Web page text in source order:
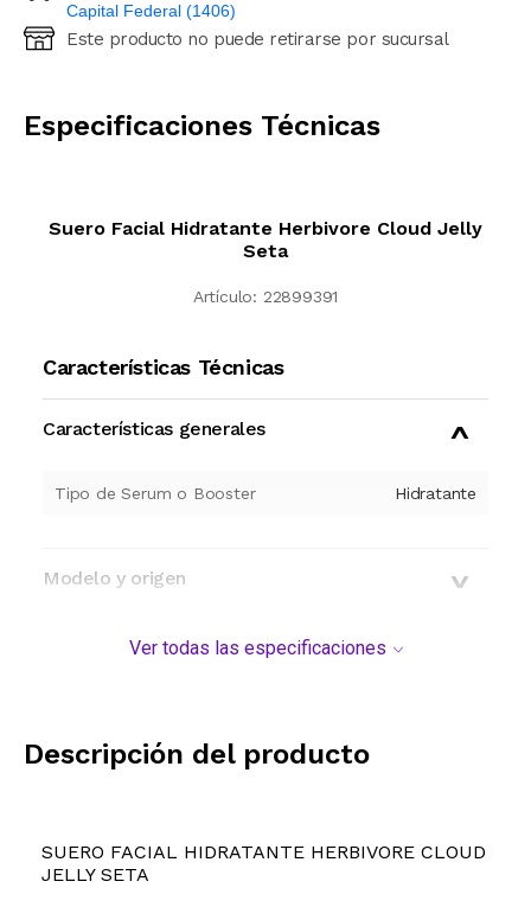
Capital Federal (1406)
Ingresá código postal (sólo números)
Este producto no puede retirarse por sucursal
Especificaciones Técnicas
Suero Facial Hidratante Herbivore Cloud Jelly
Seta
Artículo: 22899391
Características Técnicas
Características generales
Tipo de Serum o Booster Hidratante
Modelo y origen
Ver todas las especificaciones
Descripción del producto
SUERO FACIAL HIDRATANTE HERBIVORE CLOUD
JELLY SETA